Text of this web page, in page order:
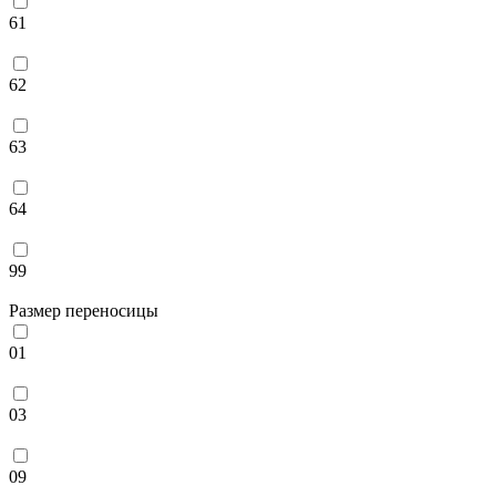
61
62
63
64
99
Размер переносицы
01
03
09